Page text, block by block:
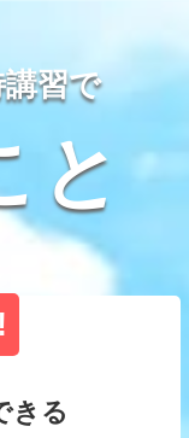
習で
と
きる